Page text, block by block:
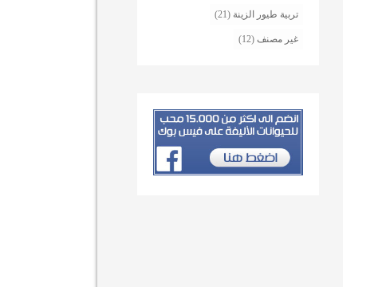
تربية طيور الزينة (21)
غير مصنف (12)